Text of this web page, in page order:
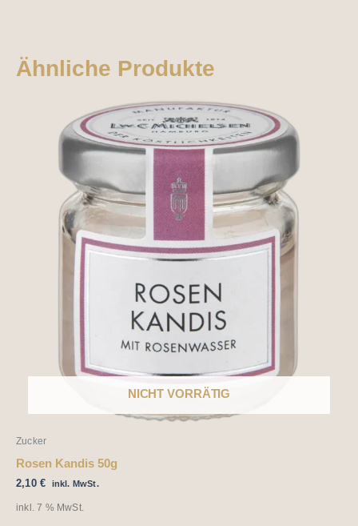
Ähnliche Produkte
NICHT VORRÄTIG
Zucker
Rosen Kandis 50g
2,10 € inkl. MwSt.
inkl. 7 % MwSt.